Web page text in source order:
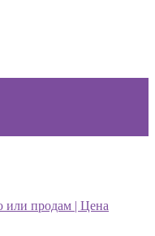
или продам | Цена